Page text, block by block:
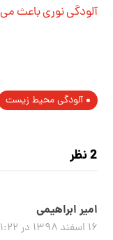
آلودگی نوری باعث
آلودگی محیط زیست
2 نظر
امیر ابراهیمی
۱۶ اسفند ۱۳۹۸ در ۰۱:۲۲